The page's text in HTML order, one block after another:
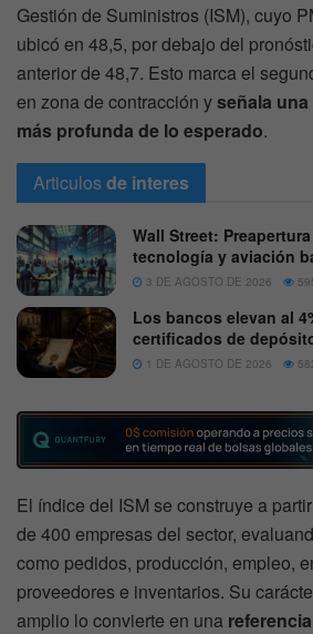
Gestión de Suministros (ISM), cuyo
ubicó en 48,5, por debajo del
anterior de 48,7. Esto marca el
en zona de contracción yseñala
más profunda de lo esperado.
Articulosde interes
Wall Street:
tecnología y aviación
3 DE AGOSTO DE 2026
Los bancos elevan al
certificados de
1 DE AGOSTO DE 2026
El índice del ISM se construye a
de 400 empresas del sector,
como pedidos, producción, empleo,
proveedores e inventarios. Su
amplio lo convierte en una